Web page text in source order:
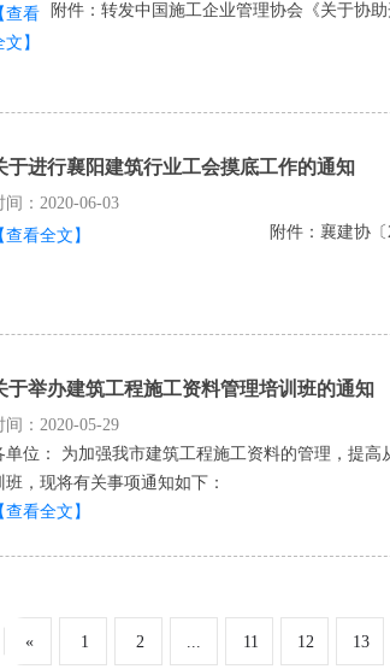
附件：转发中国施工企业管理协会《关于协
查看
文】
于进行襄阳建筑行业工会摸底工作的通知
间：2020-06-03
附件：襄建协
查看全文】
于举办建筑工程施工资料管理培训班的通知
间：2020-05-29
单位： 为加强我市建筑工程施工资料的管理，提
班，现将有关事项通知如下：
查看全文】
« 1 2 ... 11 12 13